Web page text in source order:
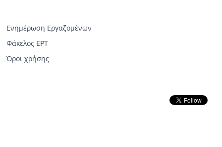
Ενημέρωση Εργαζομένων
Φάκελος ΕΡΤ
Όροι χρήσης